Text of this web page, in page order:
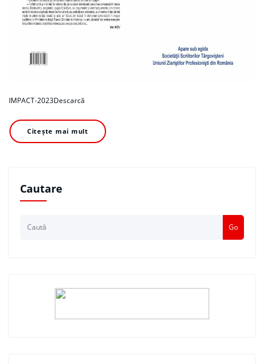
IMPACT-2023Descarcă
Citește mai mult
Cautare
Go